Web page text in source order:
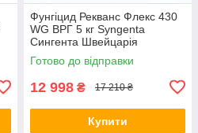
Фунгіцид Рекванс Флекс 430
WG ВРГ 5 кг Syngenta
Сингента Швейцарія
Готово до відправки
12 998 ₴ 17 210 ₴
Купити